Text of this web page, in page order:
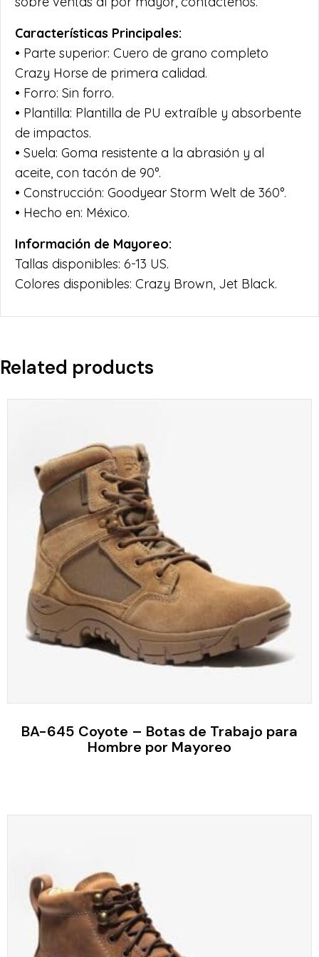
Características Principales:
• Parte superior: Cuero de grano completo
Crazy Horse de primera calidad.
• Forro: Sin forro.
• Plantilla: Plantilla de PU extraíble y absorbente
de impactos.
• Suela: Goma resistente a la abrasión y al
aceite, con tacón de 90°.
• Construcción: Goodyear Storm Welt de 360°.
• Hecho en: México.
Información de Mayoreo:
Tallas disponibles: 6-13 US.
Colores disponibles: Crazy Brown, Jet Black.
Related products
BA-645 Coyote – Botas de Trabajo para
Hombre por Mayoreo